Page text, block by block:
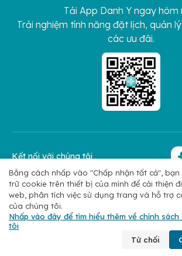
Tải App Danh Y ngay hôm
Trải nghiệm tính năng đặt lịch, quản
các ưu đãi.
Chính sách bảo mật Copyright 2026 ©
Kết nối với chúng tôi
Đặt lịch
Bằng cách nhấp vào "Chấp nhận tất cả", bạn
trữ cookie trên thiết bị của mình để cải thiện
web, phân tích việc sử dụng trang và hỗ trợ
của chúng tôi.
Nhấp vào đây để tìm hiểu thêm về chính
tôi
Từ chối